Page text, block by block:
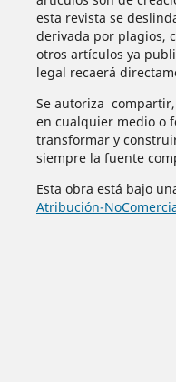
esta revista se
derivada por plagios,
otros artículos ya
legal recaerá
Se autoriza
en cualquier medio o
transformar y
siempre la fuente
Esta obra está bajo
Atribución-